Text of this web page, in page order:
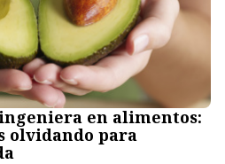
en alimentos:
olvidando para